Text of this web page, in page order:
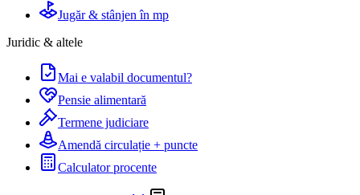
Jugăr & stânjen în mp
Juridic & altele
Mai e valabil documentul?
Pensie alimentară
Termene judiciare
Amendă circulație + puncte
Calculator procente